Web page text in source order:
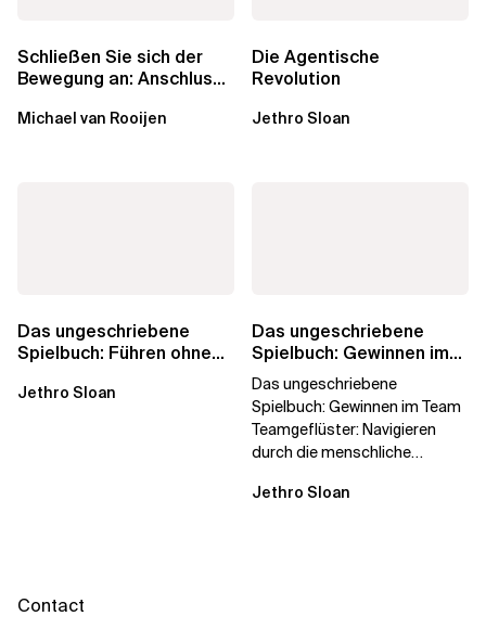
Schließen Sie sich der
Bewegung an: Anschluss
Michael van Rooijen
Die Agentische
Revolution
Jethro Sloan
Das ungeschriebene
Spielbuch: Führen ohne
Jethro Sloan
Das ungeschriebene
Spielbuch: Gewinnen im
Team
Das ungeschriebene
Spielbuch: Gewinnen im Team
Teamgeflüster: Navigieren
durch die menschliche
vorbereitet hat „Wir...
Jethro Sloan
Contact